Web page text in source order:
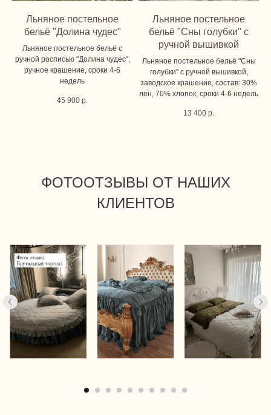
Льняное постельное
бельё "Долина чудес"
Льняное постельное бельё с
ручной росписью "Долина чудес",
ручное крашение, сроки 4-6
недель
45 900 р.
Льняное постельное
бельё "Сны голубки" с
ручной вышивкой
Льняное постельное бельё "Сны
голубки" с ручной вышивкой,
заводское крашение, состав: 30%
лён, 70% хлопок, сроки 4-6 недель
13 400 р.
ФОТООТЗЫВЫ ОТ НАШИХ
КЛИЕНТОВ